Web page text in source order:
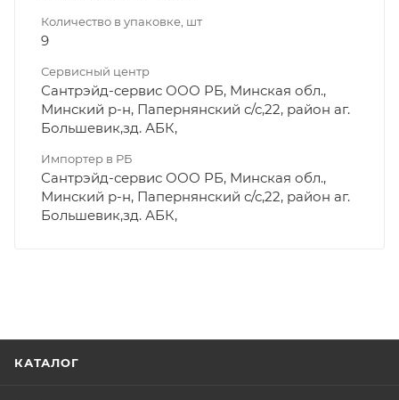
Количество в упаковке, шт
9
Сервисный центр
Сантрэйд-сервис ООО РБ, Минская обл.,
Минский р-н, Папернянский с/с,22, район аг.
Большевик,зд. АБК,
Импортер в РБ
Сантрэйд-сервис ООО РБ, Минская обл.,
Минский р-н, Папернянский с/с,22, район аг.
Большевик,зд. АБК,
КАТАЛОГ